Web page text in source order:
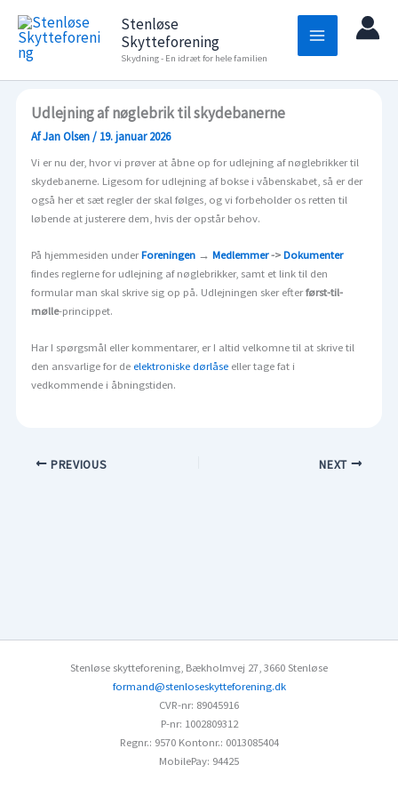
indholdet
Stenløse
Skytteforening
Skydning - En idræt for hele familien
Udlejning af nøglebrik til skydebanerne
AfJan Olsen/ 19. januar 2026
Vi er nu der, hvor vi prøver at åbne op for udlejning af nøglebrikker til
skydebanerne. Ligesom for udlejning af bokse i våbenskabet, så er der
også her et sæt regler der skal følges, og vi forbeholder os retten til
løbende at justerere dem, hvis der opstår behov.
På hjemmesiden underForeningen→ Medlemmer->Dokumenter
findes reglerne for udlejning af nøglebrikker, samt et link til den
formular man skal skrive sig op på. Udlejningen sker efterførst-til-
mølle-princippet.
Har I spørgsmål eller kommentarer, er I altid velkomne til at skrive til
den ansvarlige for de elektroniske dørlåseeller tage fat i
vedkommende i åbningstiden.
PREVIOUS NEXT
Stenløse skytteforening Bækholmvej 27 3660 Stenløse
formand@stenloseskytteforening.dk
CVR-nr: 89045916
P-nr: 1002809312
Regnr.: 9570 Kontonr.: 0013085404
MobilePay: 94425